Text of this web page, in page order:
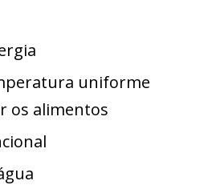
uniforme
os alimentos